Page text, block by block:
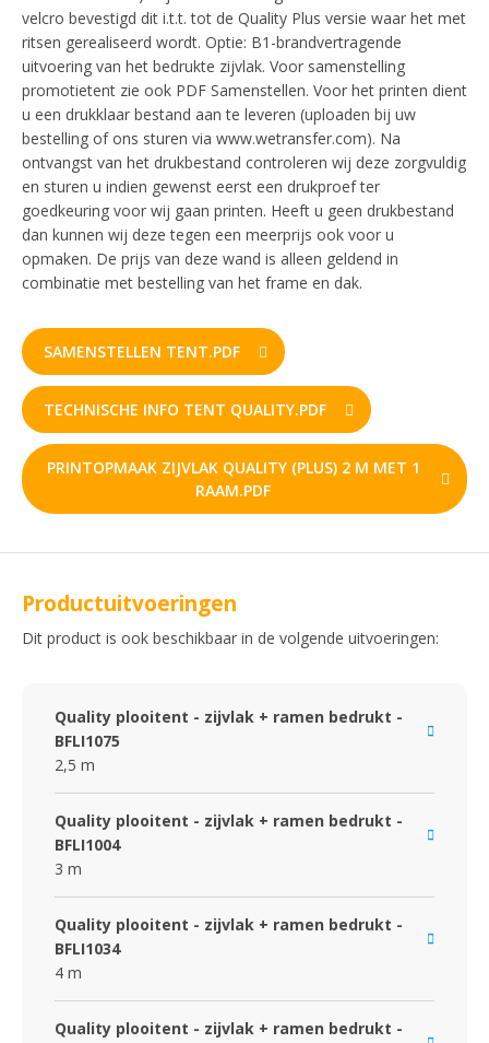
velcro bevestigd dit i.t.t. tot de Quality Plus versie waar het met
ritsen gerealiseerd wordt. Optie: B1-brandvertragende
uitvoering van het bedrukte zijvlak. Voor samenstelling
promotietent zie ook PDF Samenstellen. Voor het printen dient
u een drukklaar bestand aan te leveren (uploaden bij uw
bestelling of ons sturen via www.wetransfer.com). Na
ontvangst van het drukbestand controleren wij deze zorgvuldig
en sturen u indien gewenst eerst een drukproef ter
goedkeuring voor wij gaan printen. Heeft u geen drukbestand
dan kunnen wij deze tegen een meerprijs ook voor u
opmaken. De prijs van deze wand is alleen geldend in
combinatie met bestelling van het frame en dak.
SAMENSTELLEN TENT.PDF
TECHNISCHE INFO TENT QUALITY.PDF
PRINTOPMAAK ZIJVLAK QUALITY (PLUS) 2 M MET 1
RAAM.PDF
Productuitvoeringen
Dit product is ook beschikbaar in de volgende uitvoeringen:
Quality plooitent - zijvlak + ramen bedrukt -
BFLI1075
2,5 m
Quality plooitent - zijvlak + ramen bedrukt -
BFLI1004
3 m
Quality plooitent - zijvlak + ramen bedrukt -
BFLI1034
4 m
Quality plooitent - zijvlak + ramen bedrukt -